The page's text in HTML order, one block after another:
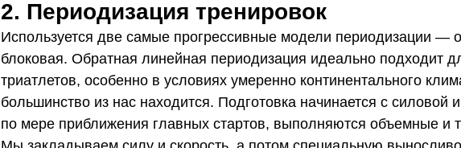
2. Периодизация тренировок
Используется две самые прогрессивные модели периодизации —
блоковая. Обратная линейная периодизация идеально подходит
триатлетов, особенно в условиях умеренно континентального
большинство из нас находится. Подготовка начинается с силовой
по мере приближения главных стартов, выполняются объемные и